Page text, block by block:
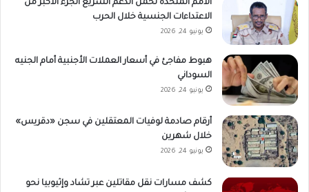
الأمم المتحدة تحمل الدعم السريع الجزء الأكبر من
الاعتداءات الجنسية خلال الحرب
يونيو 24, 2026
هبوط مفاجئ في أسعار العملات الأجنبية أمام الجنيه
السوداني
يونيو 24, 2026
أرقام صادمة لوفيات المعتقلين في سجن «دقريس»
خلال شهرين
يونيو 24, 2026
كشف مسارات نقل مقاتلين عبر تشاد وإثيوبيا نحو